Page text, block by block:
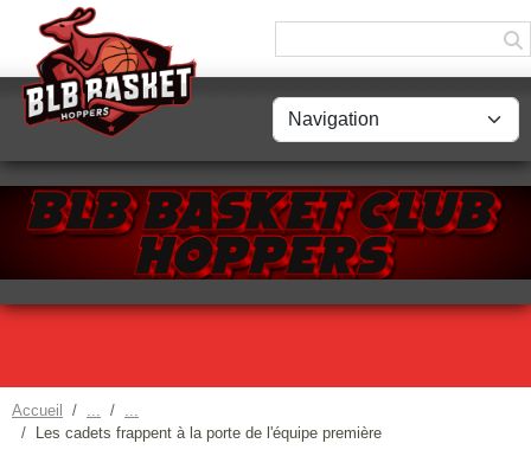
Accueil
Les cadets frappent à la porte de l'équipe première
Panneau de gestion des cookies